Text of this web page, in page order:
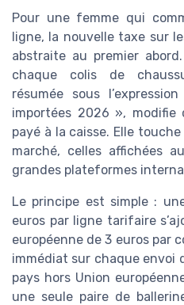
Pour une femme qui
ligne, la nouvelle taxe sur
abstraite au premier
chaque colis de
résumée sous
importées 2026 »,
payé à la caisse. Elle
marché, celles affichées
grandes plateformes
Le principe est simple :
euros par ligne tarifaire
européenne de 3 euros par
immédiat sur chaque envoi
pays hors Union
une seule paire de